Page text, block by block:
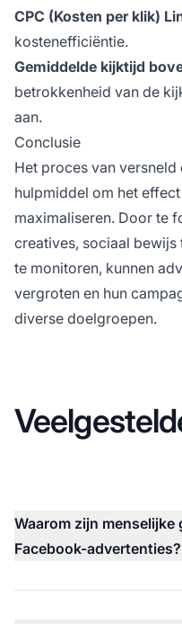
CPC (Kosten per klik)
kostenefficiëntie.
Gemiddelde kijktijd
betrokkenheid van de
aan.
Conclusie
Het proces van
hulpmiddel om het
maximaliseren. Door te
creatives, sociaal bewijs
te monitoren, kunnen
vergroten en hun
diverse doelgroepen.
Waarom zijn
Facebook-advertenties?